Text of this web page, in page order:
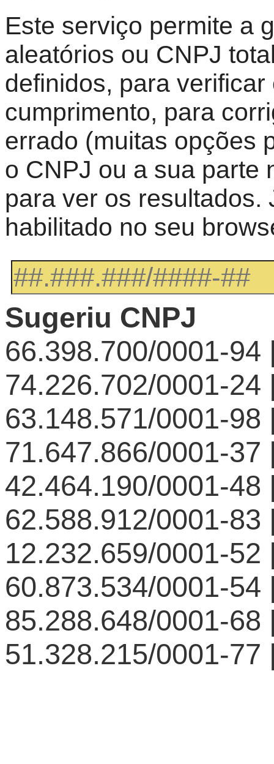
Este serviço permite a
aleatórios ou CNPJ
definidos, para
cumprimento, para
errado (muitas opções
o CNPJ ou a sua parte
para ver os resultados.
habilitado no seu
Sugeriu CNPJ
66.398.700/0001-94
74.226.702/0001-24
63.148.571/0001-98
71.647.866/0001-37
42.464.190/0001-48
62.588.912/0001-83
12.232.659/0001-52
60.873.534/0001-54
85.288.648/0001-68
51.328.215/0001-77